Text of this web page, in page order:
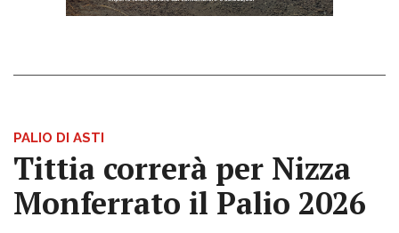
PALIO DI ASTI
Tittia correrà per Nizza
Monferrato il Palio 2026